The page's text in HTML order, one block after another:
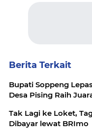
Berita Terkait
Bupati Soppeng
Desa Pising Raih
Tak Lagi ke Loket,
Dibayar lewat BRImo